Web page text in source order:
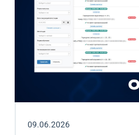
09.06.2026